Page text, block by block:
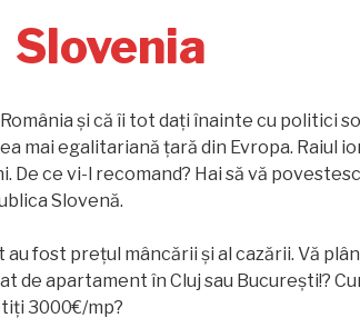
Slovenia
România și că îi tot dați înainte cu politici
mai egalitariană țară din Evropa. Raiul
De ce vi-l recomand? Hai să vă
Slovenă.
fost prețul mâncării și al cazării. Vă
de apartament în Cluj sau București!?
3000€/mp?